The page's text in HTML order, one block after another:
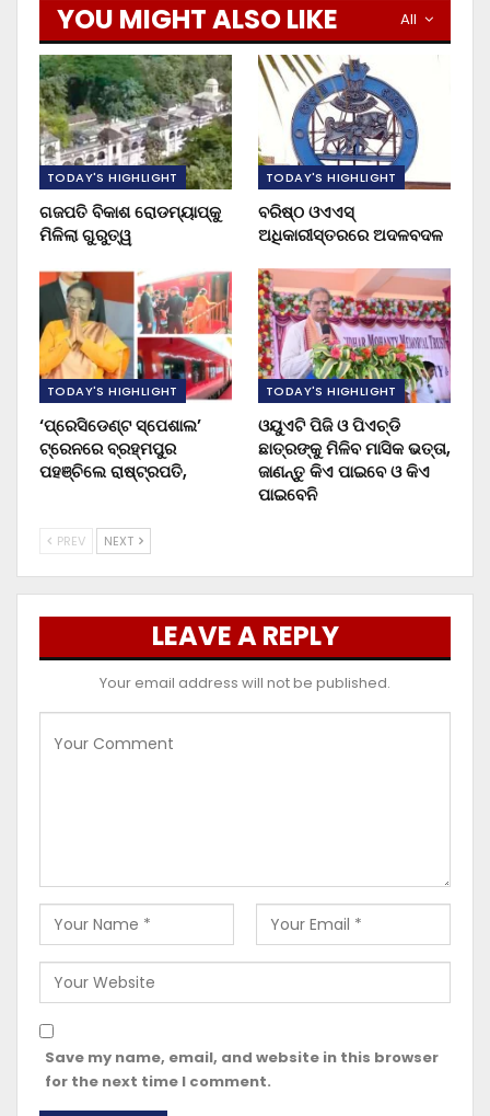
All
YOU MIGHT ALSO LIKE
TODAY'S HIGHLIGHT
ଗଜପତି ବିକାଶ ରୋଡମ୍ୟାପ୍‌କୁ
ମିଳିଲା ଗୁରୁତ୍ୱ
TODAY'S HIGHLIGHT
ବରିଷ୍ଠ ଓଏଏସ୍‌
ଅଧିକାରୀସ୍ତରରେ ଅଦଳବଦଳ
TODAY'S HIGHLIGHT
‘ପ୍ରେସିଡେଣ୍ଟ ସ୍ପେଶାଲ’
ଟ୍ରେନରେ ବ୍ରହ୍ମପୁର
ପହଞ୍ଚିଲେ ରାଷ୍ଟ୍ରପତି,
TODAY'S HIGHLIGHT
ଓୟୁଏଟି ପିଜି ଓ ପିଏଚ୍‌ଡି
ଛାତ୍ରଙ୍କୁ ମିଳିବ ମାସିକ ଭତ୍ତା,
ଜାଣନ୍ତୁ କିଏ ପାଇବେ ଓ କିଏ
ପାଇବେନି
PREV NEXT
LEAVE A REPLY
Your email address will not be published.
Save my name, email, and website in this browser
for the next time I comment.